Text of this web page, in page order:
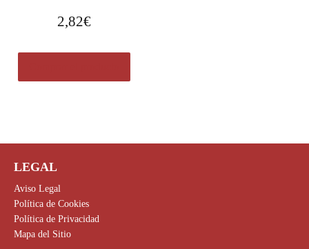
2,82€
LEGAL
Aviso Legal
Política de Cookies
Política de Privacidad
Mapa del Sitio